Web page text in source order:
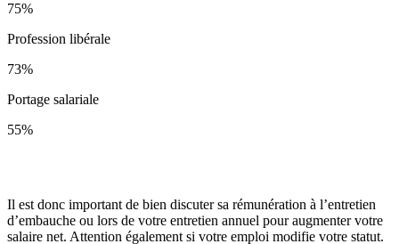
75%
Profession libérale
73%
Portage salariale
55%
Il est donc important de bien discuter sa rémunération à l’entretien
d’embauche ou lors de votre entretien annuel pour augmenter votre
salaire net. Attention également si votre emploi modifie votre statut.